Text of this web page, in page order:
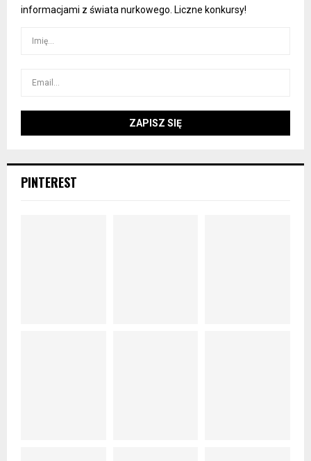
informacjami z świata nurkowego. Liczne konkursy!
PINTEREST